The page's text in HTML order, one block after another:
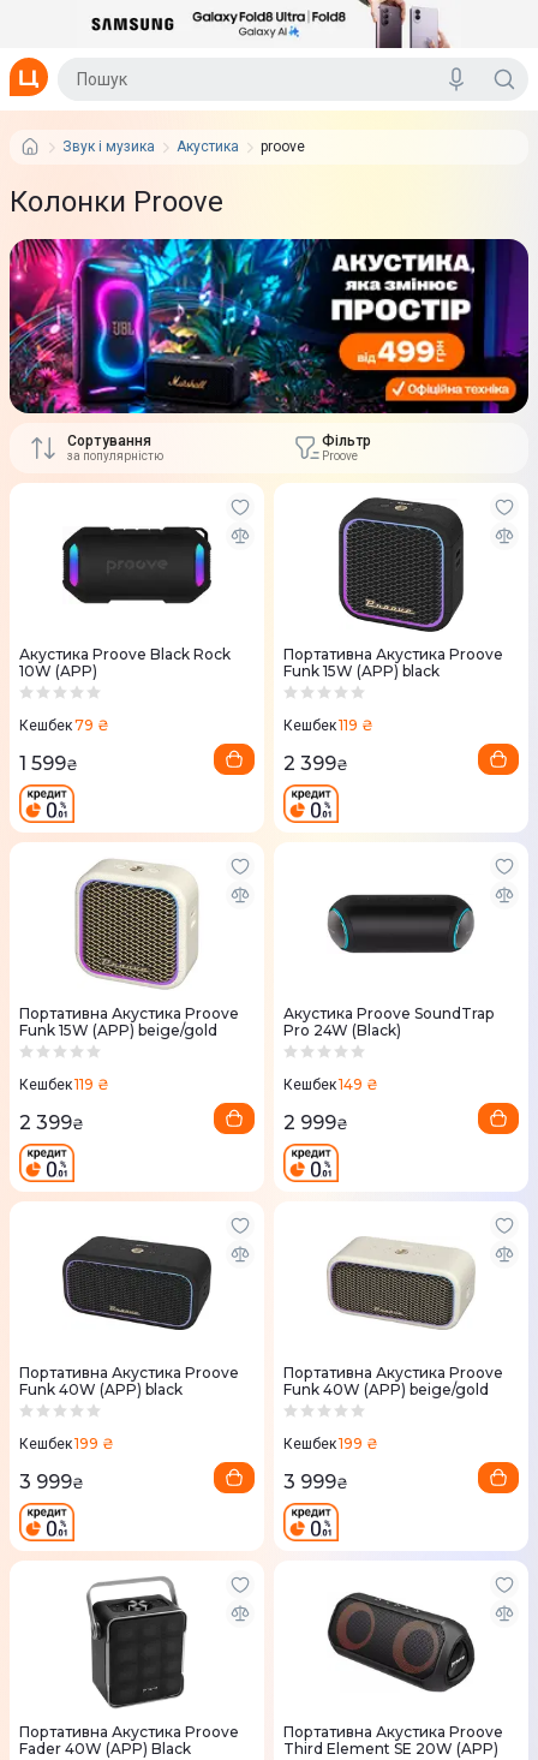
Звук і музика Акустика proove
Колонки Proove
Сортування
за популярністю
Фільтр
Proove
Акустика Proove Black Rock
10W (APP)
Кешбек79 ₴
1 599₴
Портативна Акустика Proove
Funk 15W (APP) black
Кешбек119 ₴
2 399₴
Портативна Акустика Proove
Funk 15W (APP) beige/gold
Кешбек119 ₴
2 399₴
Акустика Proove SoundTrap
Pro 24W (Black)
Кешбек149 ₴
2 999₴
Портативна Акустика Proove
Funk 40W (APP) black
Кешбек199 ₴
3 999₴
Портативна Акустика Proove
Funk 40W (APP) beige/gold
Кешбек199 ₴
3 999₴
Портативна Акустика Proove
Fader 40W (APP) Black
Портативна Акустика Proove
Third Element SE 20W (APP)